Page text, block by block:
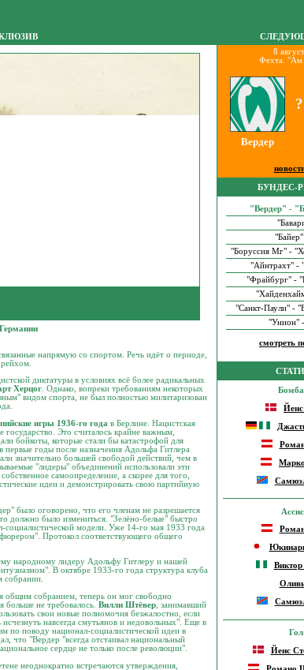
связанные напрямую со спортом. Речь идёт о периоде,
диктатуры в условиях всё более радикальных
Херцог. Однако, вопреки требованиям некоторых
видом спорта, не был полностью милитаризован
игры 1936-го года в Берлине. Нацистская
государство. Это считалось крайне важным,
бойкоты, которые стали бы катастрофой для
годы после назначения Адольфа Гитлера
значительно большей свободой действий, чем в
"лидеры" объединений использовали эти
самоопределение, а скорее для того,
идеи и демонстрировать свою партийную
было оговорено, что его членам не разрешается
должно было измениться. "Зелёно-белые" быстро
социалистической модели. Уже 14-го мая 1933 года
Протокол соответствующего общего
народному лидеру Адольфу Гитлеру и нашей
В октябре 1933-го года структура клуба
собрании.
собранием, теперь он мог свободно
не требовалось. Вилли Штёвер , занимавший
свои новые полномочия безжалостно, если
навсегда смутьянов и недовольных". Еще в
по поводу национал-социалистической идеи в
что "Вердер "всегда отстаивал национальный
сердце не только после революции".
неоднократно встречаются утверждения,
8
Фехта. "Ам
Вердер
БУНДЕС-
"Вердер" -
"Боруссия Мг" -
"Айнтрахт" -
"Фрайбург" -
"Санкт-Паули" -
"Унион"
смотреть
Йенс
Йенс